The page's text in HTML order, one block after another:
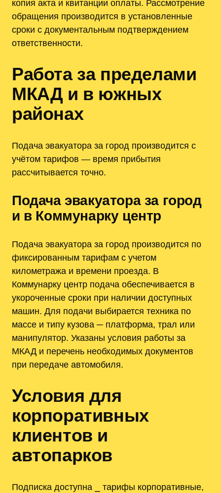
копия акта и квитанции оплаты. Рассмотрение
обращения производится в установленные
сроки с документальным подтверждением
ответственности.
Работа за пределами
МКАД и в южных
районах
Подача эвакуатора за город производится с
учётом тарифов — время прибытия
рассчитывается точно.
Подача эвакуатора за город
и в Коммунарку центр
Подача эвакуатора за город производится по
фиксированным тарифам с учетом
километража и времени проезда. В
Коммунарку центр подача обеспечивается в
укороченные сроки при наличии доступных
машин. Для подачи выбирается техника по
массе и типу кузова ─ платформа, трал или
манипулятор. Указаны условия работы за
МКАД и перечень необходимых документов
при передаче автомобиля.
Условия для
корпоративных
клиентов и
автопарков
Подписка доступна ⎯ тарифы корпоративные,